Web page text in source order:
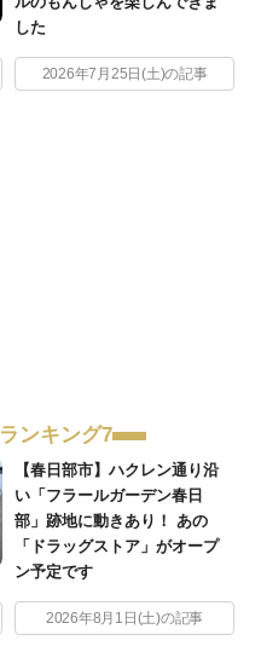
した
2026年7月25日(土)の記事
ランキング7
【春日部市】ハクレン通り沿
い「フラールガーデン春日
部」跡地に動きあり！ あの
「ドラッグストア」がオープ
ン予定です
2026年8月1日(土)の記事